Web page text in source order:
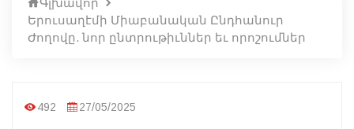
Երուսաղէմի Միաբանական Ընդհանուր
Ժողովը. նոր ընտրութիւններ եւ որոշումներ
492 27/05/2025